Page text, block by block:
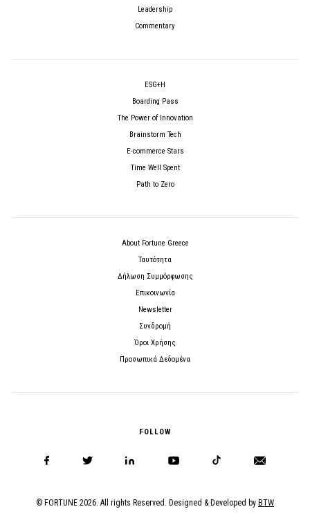
Leadership
Commentary
ESG+H
Boarding Pass
The Power of Innovation
Brainstorm Tech
E-commerce Stars
Time Well Spent
Path to Zero
About Fortune Greece
Ταυτότητα
Δήλωση Συμμόρφωσης
Επικοινωνία
Newsletter
Συνδρομή
Όροι Χρήσης
Προσωπικά Δεδομένα
FOLLOW
© FORTUNE 2026. All rights Reserved. Designed & Developed by BTW